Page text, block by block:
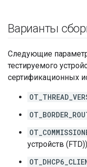
Варианты
Следующие
тестируемого
сертификационных
устройств (FTD))